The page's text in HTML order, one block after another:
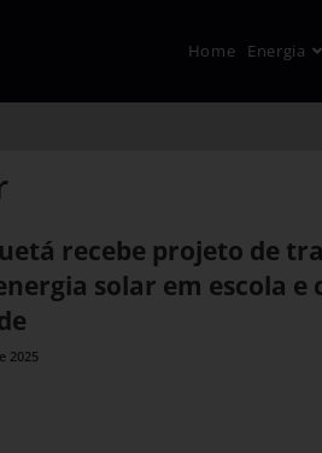
Home Energia
recebe projeto de
solar em escola
2025